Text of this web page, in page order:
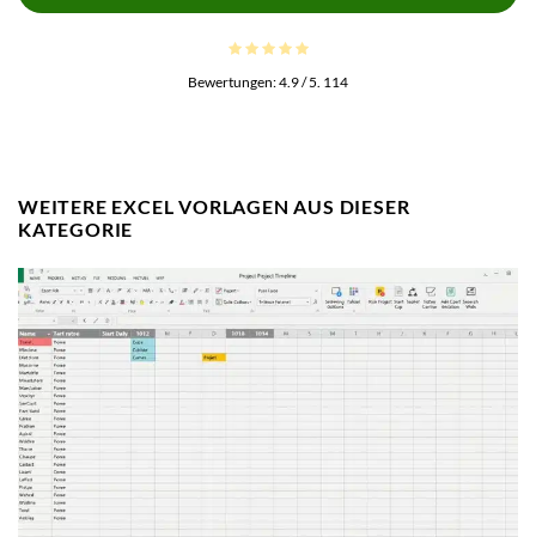
Bewertungen:4.9/ 5. 114
WEITERE EXCEL VORLAGEN AUS DIESER
KATEGORIE